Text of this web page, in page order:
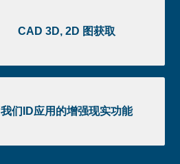
CAD 3D, 2D 图获取
我们ID应用的增强现实功能